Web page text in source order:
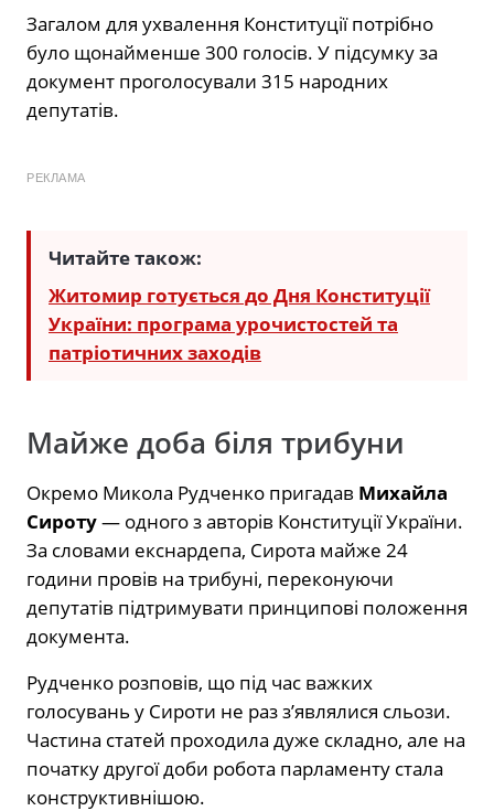
Загалом для ухвалення Конституції потрібно
було щонайменше 300 голосів. У підсумку за
документ проголосували 315 народних
депутатів.
РЕКЛАМА
Читайте також:
Житомир готується до Дня Конституції
України: програма урочистостей та
патріотичних заходів
Майже доба біля трибуни
Окремо Микола Рудченко пригадав Михайла
Сироту— одного з авторів Конституції України.
За словами екснардепа, Сирота майже 24
години провів на трибуні, переконуючи
депутатів підтримувати принципові положення
документа.
Рудченко розповів, що під час важких
голосувань у Сироти не раз з’являлися сльози.
Частина статей проходила дуже складно, але на
початку другої доби робота парламенту стала
конструктивнішою.